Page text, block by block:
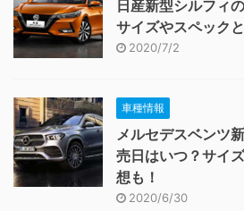
日産新型シルフィ
サイズやスペック
2020/7/2
車種情報
メルセデスベンツ
売日はいつ？サイ
想も！
2020/6/30